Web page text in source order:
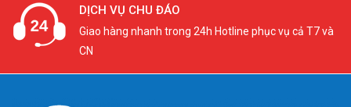
DỊCH VỤ CHU ĐÁO
Giao hàng nhanh trong 24h Hotline phục vụ cả T7 và
CN